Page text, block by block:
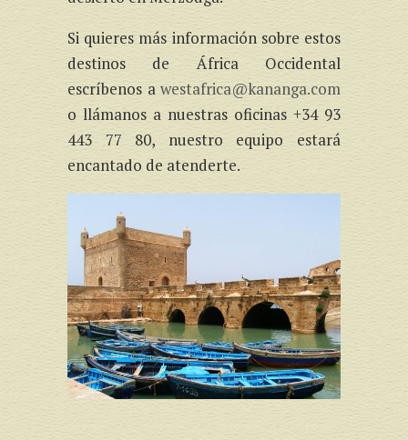
Si quieres más información sobre estos
destinos de África Occidental
escríbenos a westafrica@kananga.com
o llámanos a nuestras oficinas +34 93
443 77 80, nuestro equipo estará
encantado de atenderte.